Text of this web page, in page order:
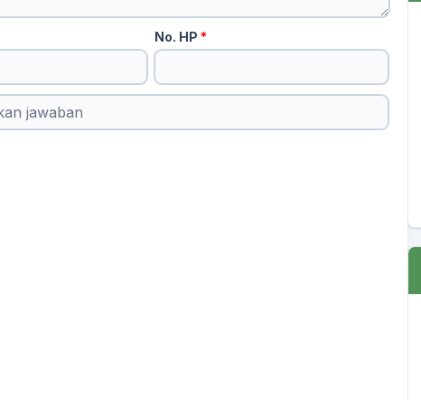
No. HP*